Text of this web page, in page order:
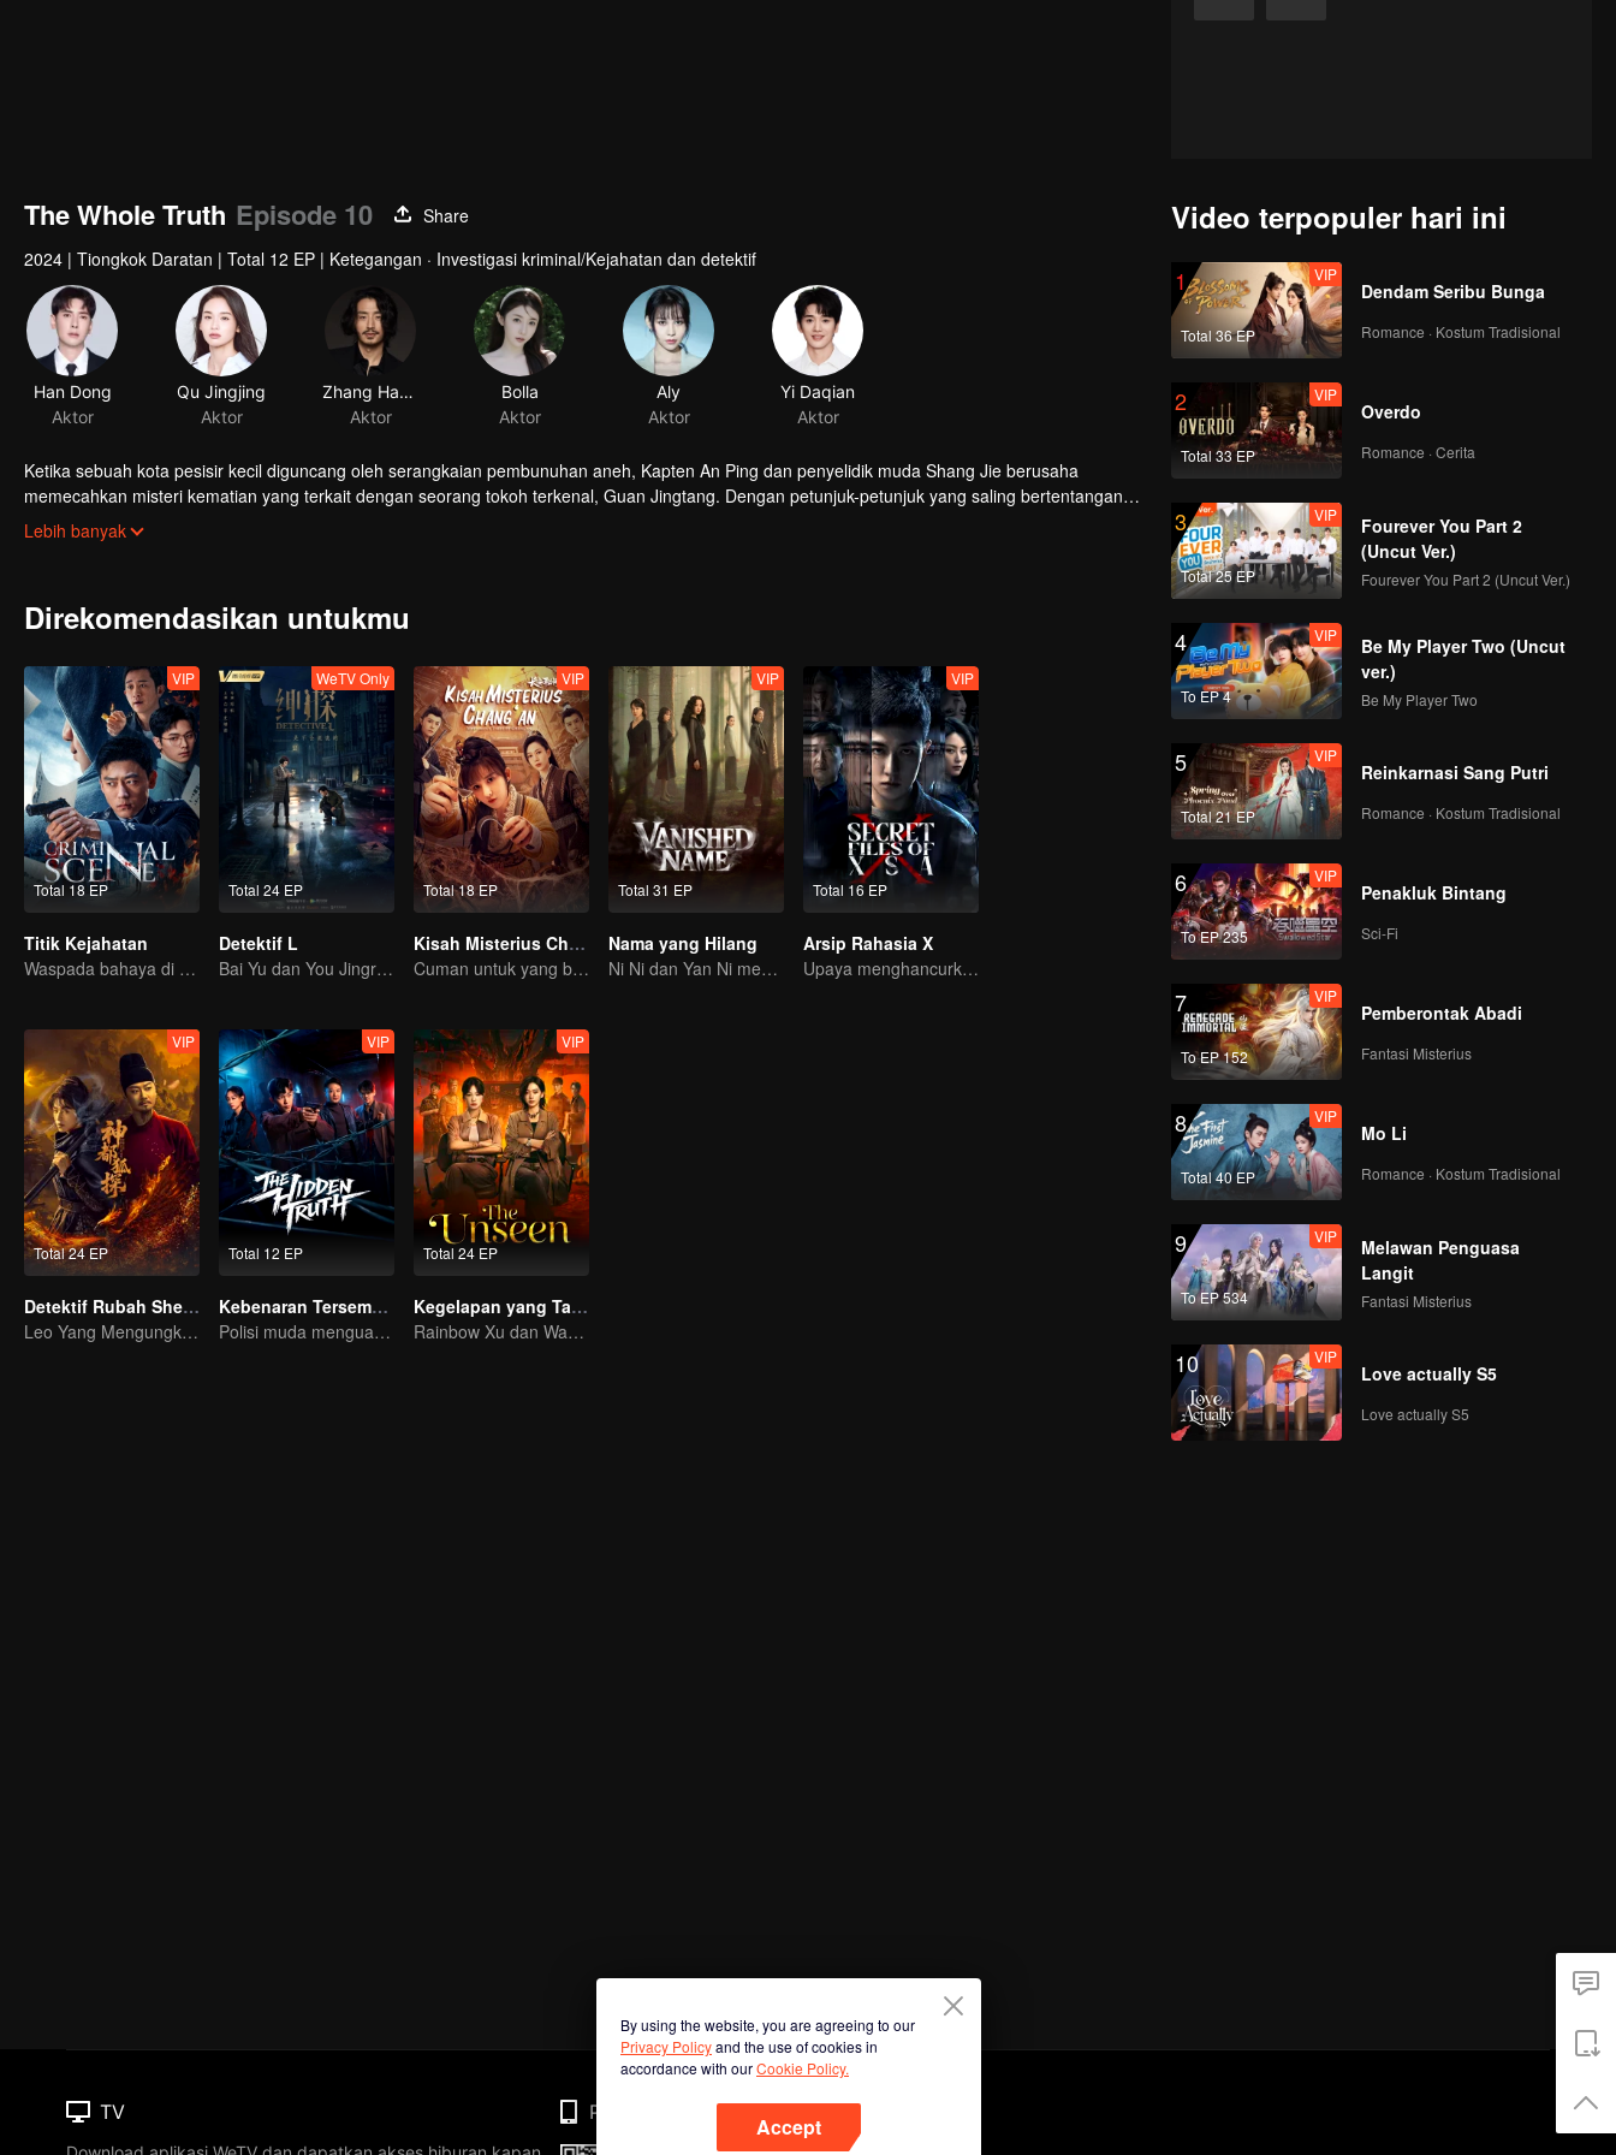
The Whole Truth Episode 10
Share
2024 | Tiongkok Daratan | Total 12 EP | Ketegangan · Investigasi kriminal/Kejahatan dan detektif
Han Dong
Aktor
Qu Jingjing
Aktor
Zhang Haoran
Aktor
Bolla
Aktor
Aly
Aktor
Yi Daqian
Aktor
Ketika sebuah kota pesisir kecil diguncang oleh serangkaian pembunuhan aneh, Kapten An Ping dan penyelidik muda Shang Jie berusaha
memecahkan misteri kematian yang terkait dengan seorang tokoh terkenal, Guan Jingtang. Dengan petunjuk-petunjuk yang saling bertentangan
dan rahasia lama yang mulai terungkap, mampukah mereka menangkap dalang di balik pembunuhan ini?
Lebih banyak
Direkomendasikan untukmu
Total 18 EP
VIP
Titik Kejahatan
Waspada bahaya di sekitarmu
Total 24 EP
WeTV Only
Detektif L
Bai Yu dan You Jingru jadi detektif super
Total 18 EP
VIP
Kisah Misterius Chang'an
Cuman untuk yang berani masuk di Chang'an!
Total 31 EP
VIP
Nama yang Hilang
Ni Ni dan Yan Ni menguak misteri penuh ketegangan
Total 16 EP
VIP
Arsip Rahasia X
Upaya menghancurkan rencana busuk mata-mata!
Total 24 EP
VIP
Detektif Rubah Shendu
Leo Yang Mengungkap Misteri di Ibukota!
Total 12 EP
VIP
Kebenaran Tersembunyi
Polisi muda menguak misteri kasus lama
Total 24 EP
VIP
Kegelapan yang Tak Terlihat
Rainbow Xu dan Wang Xiaoyunzi kerja sama untuk mengungkap kasus-kasus misterius di Asia Tenggara!
Video terpopuler hari ini
1
Total 36 EP
VIP
Dendam Seribu Bunga
Romance · Kostum Tradisional
2
Total 33 EP
VIP
Overdo
Romance · Cerita
3
Total 25 EP
VIP
Fourever You Part 2
(Uncut Ver.)
Fourever You Part 2 (Uncut Ver.)
4
To EP 4
VIP
Be My Player Two (Uncut
ver.)
Be My Player Two
5
Total 21 EP
VIP
Reinkarnasi Sang Putri
Romance · Kostum Tradisional
6
To EP 235
VIP
Penakluk Bintang
Sci-Fi
7
To EP 152
VIP
Pemberontak Abadi
Fantasi Misterius
8
Total 40 EP
VIP
Mo Li
Romance · Kostum Tradisional
9
To EP 534
VIP
Melawan Penguasa
Langit
Fantasi Misterius
10 VIP
Love actually S5
Love actually S5
By using the website, you are agreeing to our
Privacy Policyand the use of cookies in
accordance with ourCookie Policy.
Accept
TV Phone